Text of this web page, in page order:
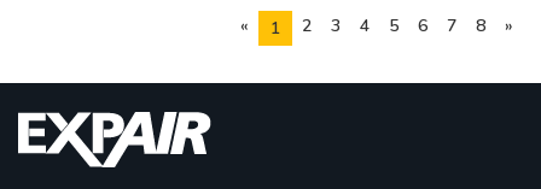
« 1 2 3 4 5 6 7 8 »